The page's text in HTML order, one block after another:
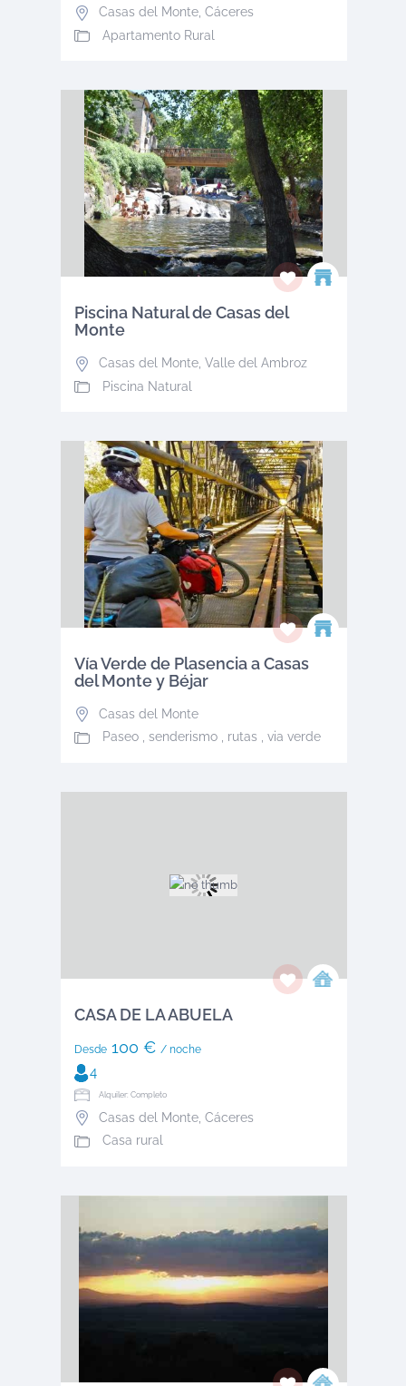
Casas del Monte, Cáceres
Apartamento Rural
Piscina Natural de Casas del
Monte
Casas del Monte, Valle del Ambroz
Piscina Natural
Vía Verde de Plasencia a Casas
del Monte y Béjar
Casas del Monte
Paseo , senderismo , rutas , via verde
CASA DE LA ABUELA
Desde100 € / noche
4
Alquiler: Completo
Casas del Monte, Cáceres
Casa rural